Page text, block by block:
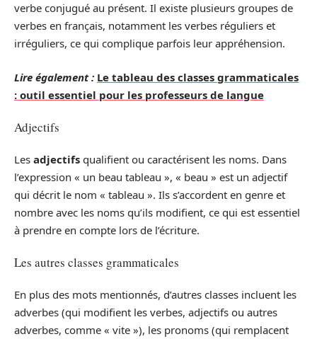
verbe conjugué au présent. Il existe plusieurs groupes de
verbes en français, notamment les verbes réguliers et
irréguliers, ce qui complique parfois leur appréhension.
Lire également : Le tableau des classes grammaticales
: outil essentiel pour les professeurs de langue
Adjectifs
Les adjectifs qualifient ou caractérisent les noms. Dans
l’expression « un beau tableau », « beau » est un adjectif
qui décrit le nom « tableau ». Ils s’accordent en genre et
nombre avec les noms qu’ils modifient, ce qui est essentiel
à prendre en compte lors de l’écriture.
Les autres classes grammaticales
En plus des mots mentionnés, d’autres classes incluent les
adverbes (qui modifient les verbes, adjectifs ou autres
adverbes, comme « vite »), les pronoms (qui remplacent